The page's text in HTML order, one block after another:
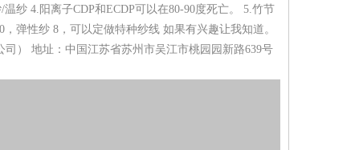
纱 4.阳离子CDP和ECDP可以在80-90度死亡。 5.竹节
弹性纱 8，可以定做特种纱线 如果有兴趣让我知道。
） 地址：中国江苏省苏州市吴江市桃园园新路639号